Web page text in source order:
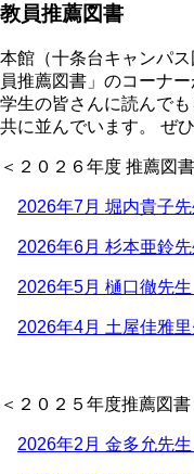
教員推薦図書
本館（十条台キャンパ
員推薦図書」のコーナ
学生の皆さんに読んで
共に並んでいます。 ぜ
＜２０２６年度 推薦図
2026年7月 堀内貴子先
2026年6月 杉本亜鈴先
2026年5月 樋口徹先生
2026年4月 土屋佳雅里
＜２０２５年度推薦図
2026年2月 金多允先